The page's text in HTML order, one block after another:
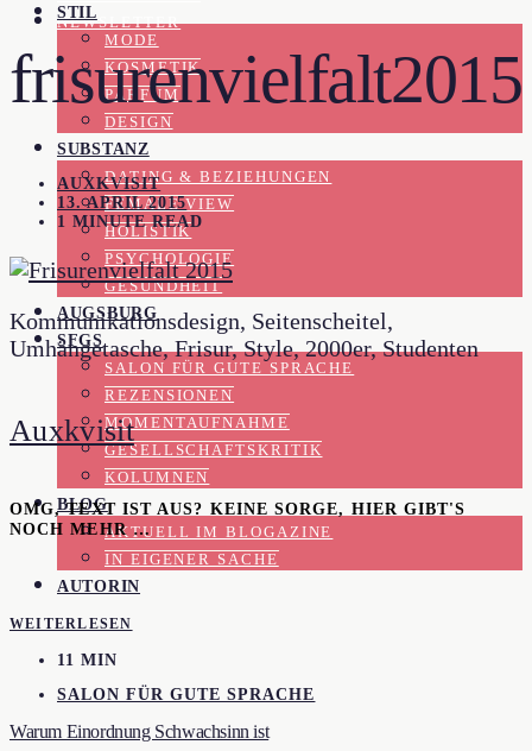
NEWSLETTER
STIL
MODE
KOSMETIK
PARFUM
DESIGN
SUBSTANZ
DATING & BEZIEHUNGEN
FEMALE VIEW
HOLISTIK
PSYCHOLOGIE
GESUNDHEIT
AUGSBURG
SFGS
SALON FÜR GUTE SPRACHE
REZENSIONEN
MOMENTAUFNAHME
GESELLSCHAFTSKRITIK
KOLUMNEN
BLOG
AKTUELL IM BLOGAZINE
IN EIGENER SACHE
AUTORIN
frisurenvielfalt2015
AUXKVISIT
13. APRIL 2015
1 MINUTE READ
Kommunikationsdesign, Seitenscheitel,
Umhängetasche, Frisur, Style, 2000er, Studenten
Auxkvisit
OMG, TEXT IST AUS? KEINE SORGE, HIER GIBT'S
NOCH MEHR …
WEITERLESEN
11 MIN
SALON FÜR GUTE SPRACHE
Warum Einordnung Schwachsinn ist